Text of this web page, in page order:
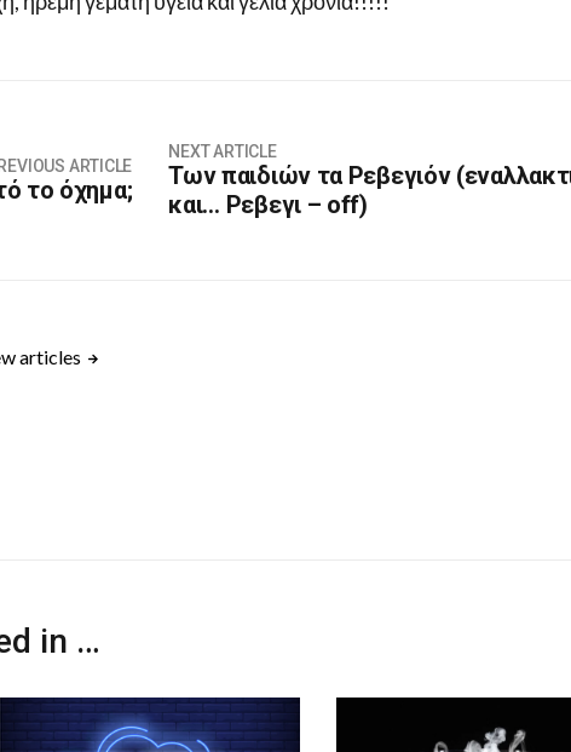
ARTICLE
το όχημα;
NEXT ARTICLE
Των παιδιών τα Ρεβεγιόν
και… Ρεβεγι – off)
articles
in …